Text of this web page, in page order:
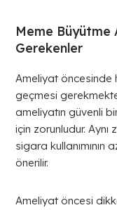
Meme Büyütme
Gerekenler
Ameliyat öncesinde
geçmesi
ameliyatın güvenli
için zorunludur.
sigara kullanımının
önerilir.
Ameliyat öncesi